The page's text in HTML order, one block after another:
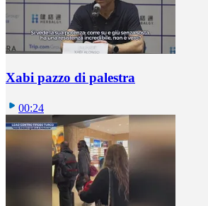
Xabi pazzo di palestra
00:24